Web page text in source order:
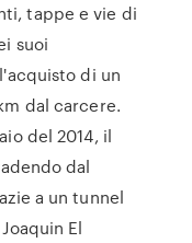
tappe e vie di
suoi
di un
dal carcere.
del 2014, il
dal
a un tunnel
El